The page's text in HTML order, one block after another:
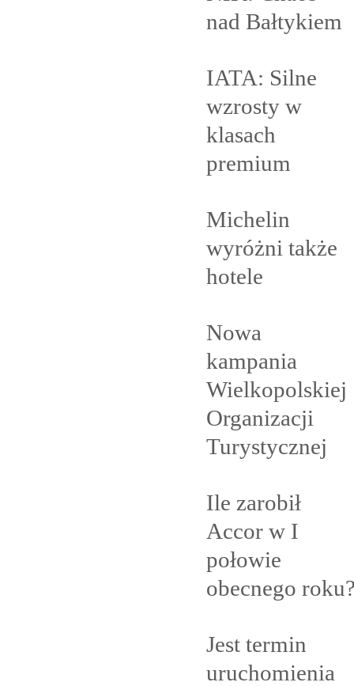
nad Bałtykiem
IATA: Silne
wzrosty w
klasach
premium
Michelin
wyróżni także
hotele
Nowa
kampania
Wielkopolskiej
Organizacji
Turystycznej
Ile zarobił
Accor w I
połowie
obecnego
Jest termin
uruchomienia